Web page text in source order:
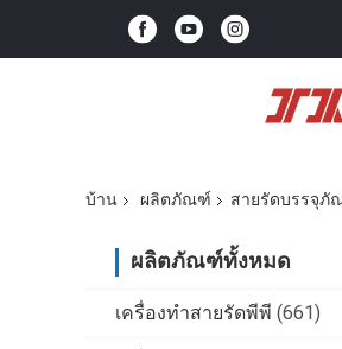
บ้าน ผลิตภัณฑ์ สายรัดบรรจุภั
ผลิตภัณฑ์ทั้งหมด
เครื่องทำสายรัดพีพี (661)